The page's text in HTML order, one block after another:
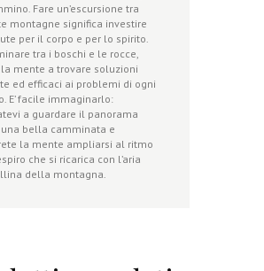
Fare un’escursione tra
montagne significa investire
per il corpo e per lo spirito.
tra i boschi e le rocce,
mente a trovare soluzioni
ed efficaci ai problemi di ogni
E’ facile immaginarlo:
a guardare il panorama
bella camminata e
la mente ampliarsi al ritmo
che si ricarica con l’aria
della montagna.